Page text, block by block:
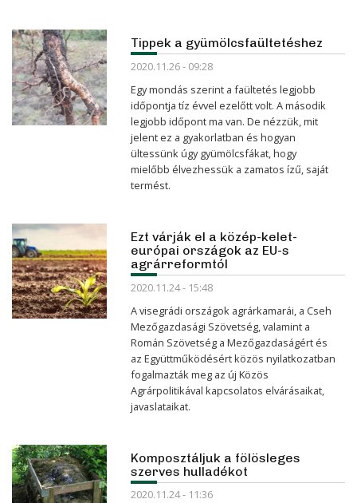
Tippek a gyümölcsfaültetéshez
2020.11.26 - 09:28
Egy mondás szerint a faültetés legjobb
időpontja tíz évvel ezelőtt volt. A második
legjobb időpont ma van. De nézzük, mit
jelent ez a gyakorlatban és hogyan
ültessünk úgy gyümölcsfákat, hogy
mielőbb élvezhessük a zamatos ízű, saját
termést.
Ezt várják el a közép-kelet-
európai országok az EU-s
agrárreformtól
2020.11.24 - 15:48
A visegrádi országok agrárkamarái, a Cseh
Mezőgazdasági Szövetség, valamint a
Román Szövetség a Mezőgazdaságért és
az Együttműködésért közös nyilatkozatban
fogalmazták meg az új Közös
Agrárpolitikával kapcsolatos elvárásaikat,
javaslataikat.
Komposztáljuk a fölösleges
szerves hulladékot
2020.11.24 - 11:36